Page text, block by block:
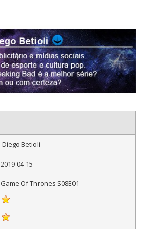
Diego Betioli
2019-04-15
Game Of Thrones S08E01